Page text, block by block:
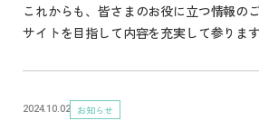
これからも、皆さまのお役に立つ情報の
サイトを目指して内容を充実して参ります
2024.10.02 お知らせ